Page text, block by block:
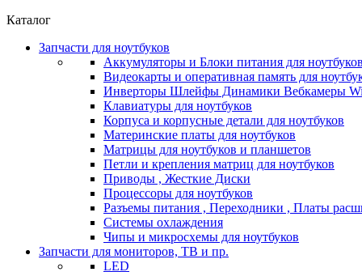
Каталог
Запчасти для ноутбуков
Аккумуляторы и Блоки питания для
Видеокарты и оперативная память для
Инверторы Шлейфы Динамики Вебкамеры
Клавиатуры для ноутбуков
Корпуса и корпусные детали для ноутбуков
Материнские платы для ноутбуков
Матрицы для ноутбуков и планшетов
Петли и крепления матриц для ноутбуков
Приводы , Жесткие Диски
Процессоры для ноутбуков
Разъемы питания , Переходники , Платы
Системы охлаждения
Чипы и микросхемы для ноутбуков
Запчасти для мониторов, ТВ и пр.
LED